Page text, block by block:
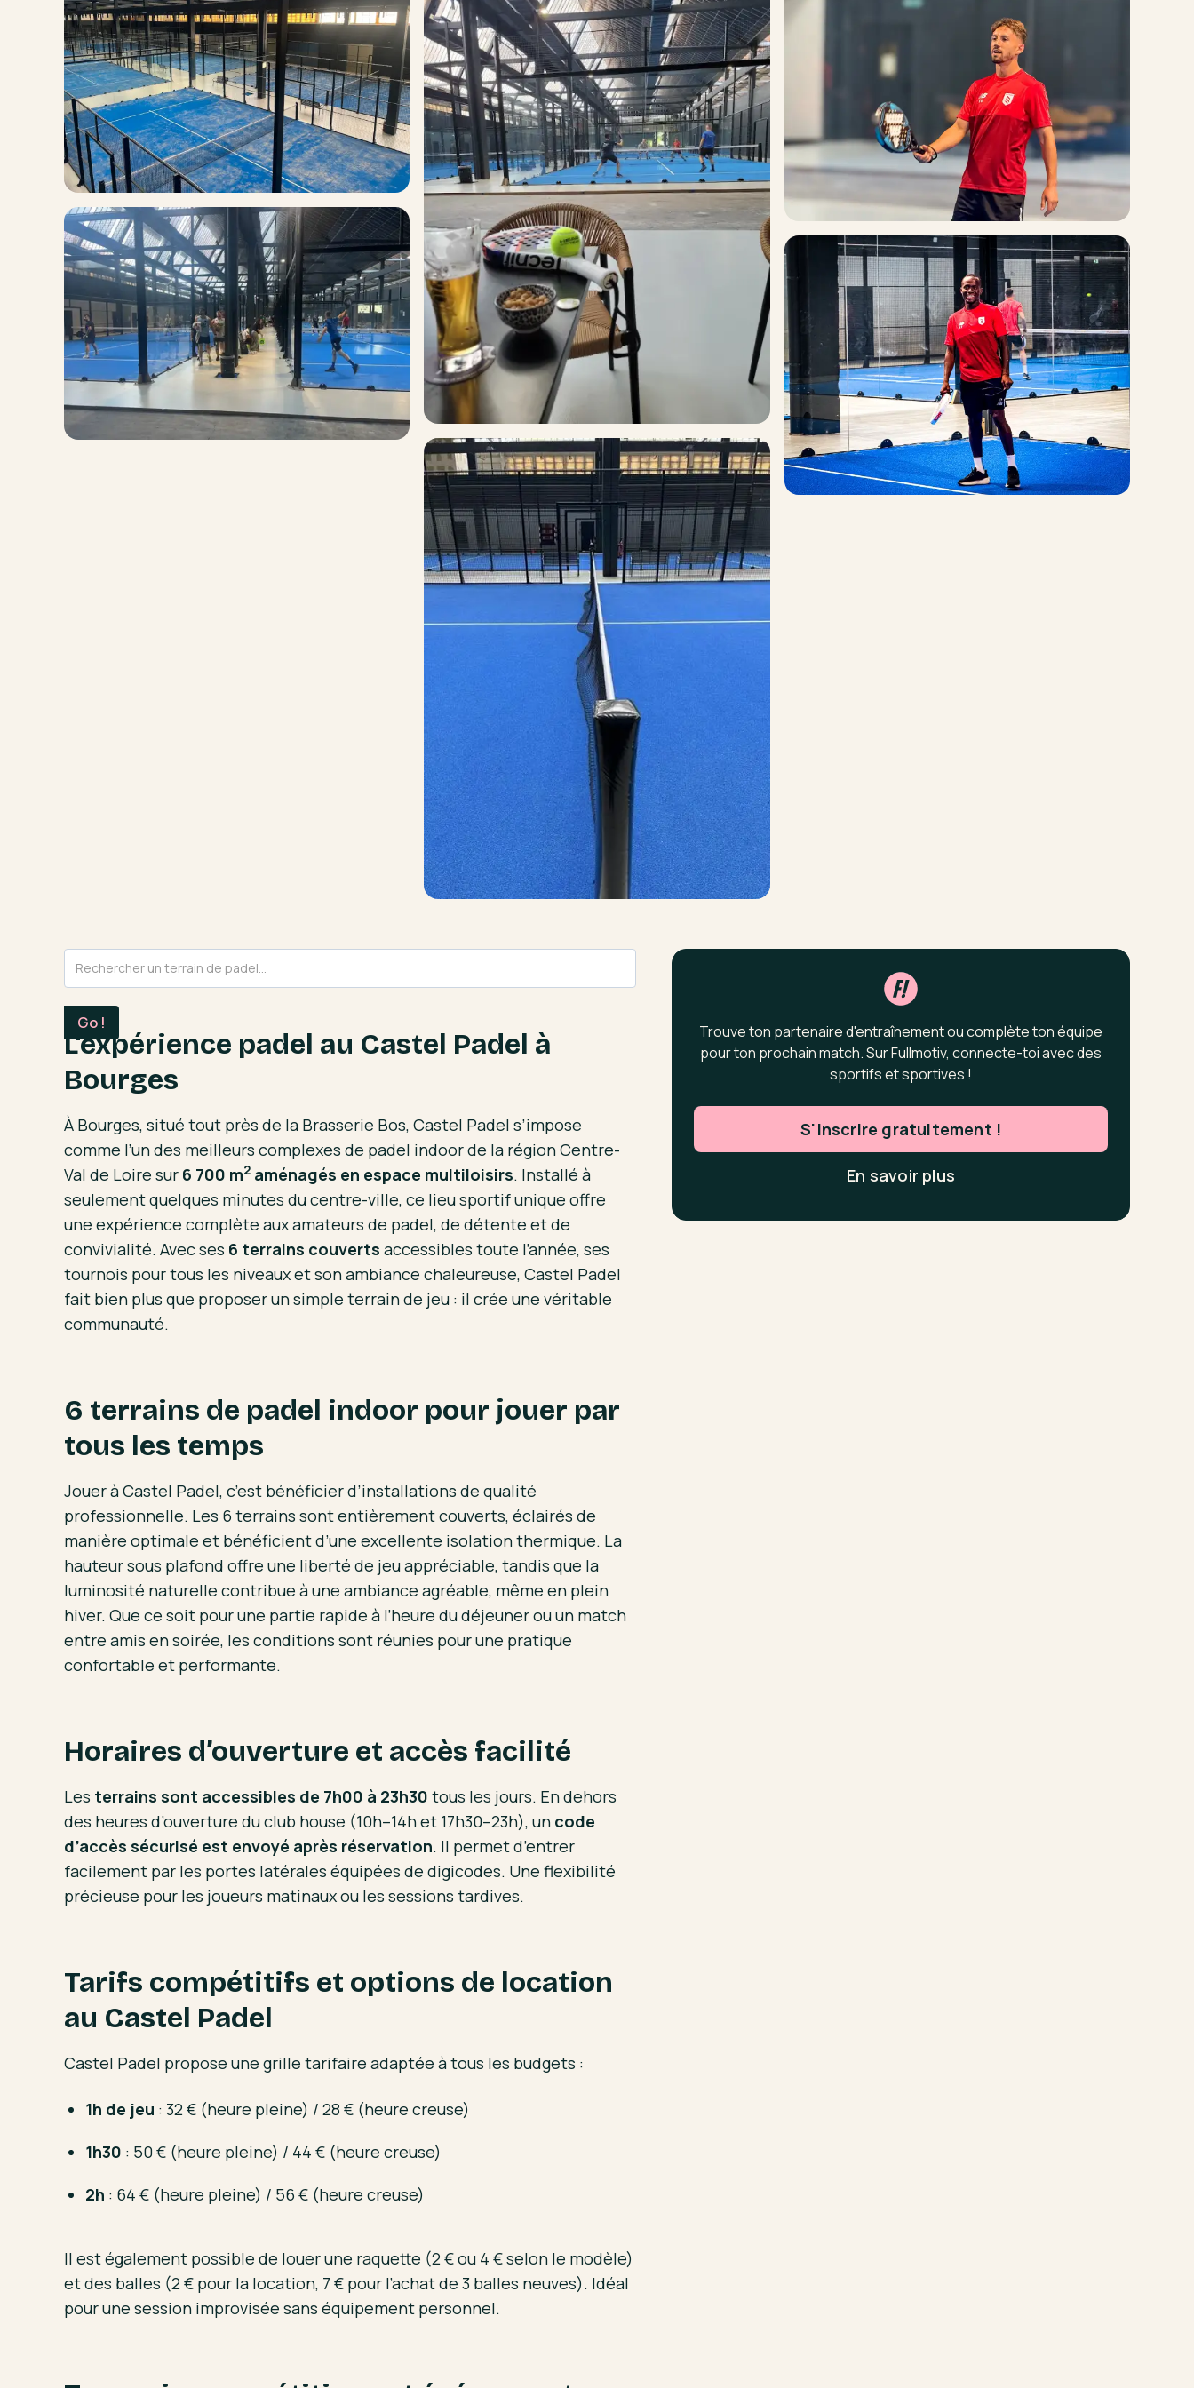
L'expérience padel au Castel Padel à
Bourges
À Bourges, situé tout près de la Brasserie Bos, Castel Padel s’impose
comme l’un des meilleurs complexes de padel indoor de la région Centre-
Val de Loire sur 6 700 m2 aménagés en espace multiloisirs. Installé à
seulement quelques minutes du centre-ville, ce lieu sportif unique offre
une expérience complète aux amateurs de padel, de détente et de
convivialité. Avec ses 6 terrains couverts accessibles toute l’année, ses
tournois pour tous les niveaux et son ambiance chaleureuse, Castel Padel
fait bien plus que proposer un simple terrain de jeu : il crée une véritable
communauté.
6 terrains de padel indoor pour jouer par
tous les temps
Jouer à Castel Padel, c’est bénéficier d’installations de qualité
professionnelle. Les 6 terrains sont entièrement couverts, éclairés de
manière optimale et bénéficient d’une excellente isolation thermique. La
hauteur sous plafond offre une liberté de jeu appréciable, tandis que la
luminosité naturelle contribue à une ambiance agréable, même en plein
hiver. Que ce soit pour une partie rapide à l’heure du déjeuner ou un match
entre amis en soirée, les conditions sont réunies pour une pratique
confortable et performante.
Horaires d’ouverture et accès facilité
Les terrains sont accessibles de 7h00 à 23h30 tous les jours. En dehors
des heures d’ouverture du club house (10h–14h et 17h30–23h), un code
d’accès sécurisé est envoyé après réservation. Il permet d’entrer
facilement par les portes latérales équipées de digicodes. Une flexibilité
précieuse pour les joueurs matinaux ou les sessions tardives.
Tarifs compétitifs et options de location
au Castel Padel
Castel Padel propose une grille tarifaire adaptée à tous les budgets :
1h de jeu : 32 € (heure pleine) / 28 € (heure creuse)
1h30 : 50 € (heure pleine) / 44 € (heure creuse)
2h : 64 € (heure pleine) / 56 € (heure creuse)
Il est également possible de louer une raquette (2 € ou 4 € selon le modèle)
et des balles (2 € pour la location, 7 € pour l’achat de 3 balles neuves). Idéal
pour une session improvisée sans équipement personnel.
Trouve ton partenaire d'entraînement ou complète ton équipe
pour ton prochain match. Sur Fullmotiv, connecte-toi avec des
sportifs et sportives !
S'inscrire gratuitement !
En savoir plus